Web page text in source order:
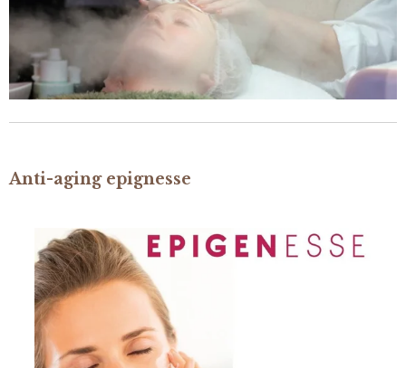
Anti-aging epignesse